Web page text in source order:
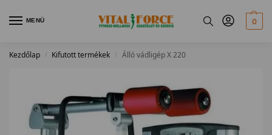
MENÜ 0
Kezdőlap / Kifutott termékek / Álló vádligép X 220